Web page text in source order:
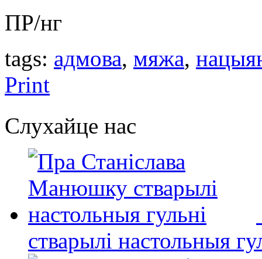
ПР/нг
tags: адмова, мяжа,
Print
Слухайце нас
стварылі настольныя